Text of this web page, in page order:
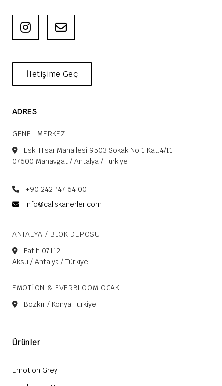
İletişime Geç
ADRES
GENEL MERKEZ
Eski Hisar Mahallesi 9503 Sokak No:1 Kat:4/11
07600 Manavgat / Antalya / Türkiye
+90 242 747 64 00
info@caliskanerler.com
ANTALYA / BLOK DEPOSU
Fatih 07112
Aksu / Antalya / Türkiye
EMOTION & EVERBLOOM OCAK
Bozkır / Konya Türkiye
Ürünler
Emotion Grey